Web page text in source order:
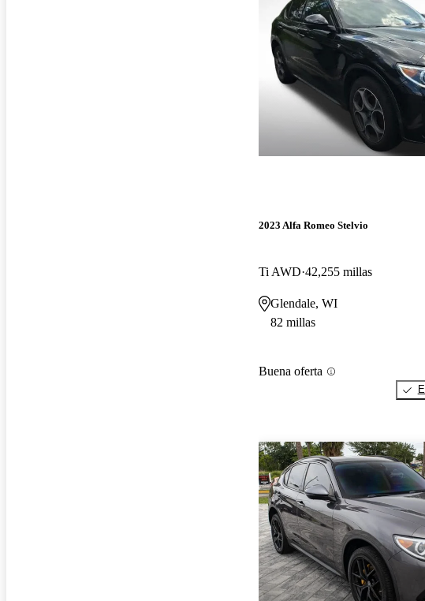
2023 Alfa Romeo Stelvio
Ti AWD 42,255 millas
Glendale, WI
82 millas
Buena oferta